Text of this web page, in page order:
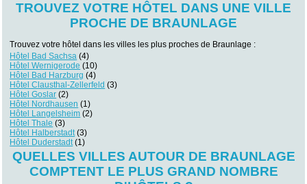
TROUVEZ VOTRE HÔTEL DANS UNE VILLE
PROCHE DE BRAUNLAGE
Trouvez votre hôtel dans les villes les plus proches de Braunlage :
Hôtel Bad Sachsa (4)
Hôtel Wernigerode (10)
Hôtel Bad Harzburg (4)
Hôtel Clausthal-Zellerfeld (3)
Hôtel Goslar (2)
Hôtel Nordhausen (1)
Hôtel Langelsheim (2)
Hôtel Thale (3)
Hôtel Halberstadt(3)
Hôtel Duderstadt(1)
QUELLES VILLES AUTOUR DE BRAUNLAGE
COMPTENT LE PLUS GRAND NOMBRE